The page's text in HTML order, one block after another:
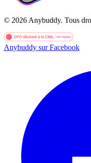
© 2026 Anybuddy. Tous
Anybuddy sur Facebook